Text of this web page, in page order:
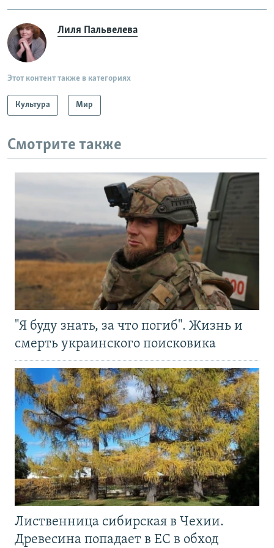
Лиля Пальвелева
Этот контент также в категориях
Культура Мир
Смотрите также
"Я буду знать, за что погиб". Жизнь и
смерть украинского поисковика
Лиственница сибирская в Чехии.
Древесина попадает в ЕС в обход